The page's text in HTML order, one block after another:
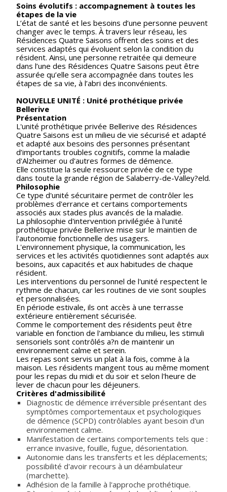
Soins évolutifs : accompagnement à toutes les
étapes de la vie
L’état de santé et les besoins d’une personne peuvent
changer avec le temps. À travers leur réseau, les
Résidences Quatre Saisons offrent des soins et des
services adaptés qui évoluent selon la condition du
résident. Ainsi, une personne retraitée qui demeure
dans l’une des Résidences Quatre Saisons peut être
assurée qu’elle sera accompagnée dans toutes les
étapes de sa vie, à l’abri des inconvénients.
NOUVELLE UNITÉ : Unité prothétique privée
Bellerive
Présentation
L'unité prothétique privée Bellerive des Résidences
Quatre Saisons est un milieu de vie sécurisé et adapté
et adapté aux besoins des personnes présentant
d’importants troubles cognitifs, comme la maladie
d'Alzheimer ou d'autres formes de démence.
Elle constitue la seule ressource privée de ce type
dans toute la grande région de Salaberry-de-Valley?eld.
Philosophie
Ce type d'unité sécuritaire permet de contrôler les
problèmes d'errance et certains comportements
associés aux stades plus avancés de la maladie.
La philosophie d'intervention privilégiée à l'unité
prothétique privée Bellerive mise sur le maintien de
l'autonomie fonctionnelle des usagers.
L'environnement physique, la communication, les
services et les activités quotidiennes sont adaptés aux
besoins, aux capacités et aux habitudes de chaque
résident.
Les interventions du personnel de l'unité respectent le
rythme de chacun, car les routines de vie sont souples
et personnalisées.
En période estivale, ils ont accès à une terrasse
extérieure entièrement sécurisée.
Comme le comportement des résidents peut être
variable en fonction de l'ambiance du milieu, les stimuli
sensoriels sont contrôlés a?n de maintenir un
environnement calme et serein.
Les repas sont servis un plat à la fois, comme à la
maison. Les résidents mangent tous au même moment
pour les repas du midi et du soir et selon l'heure de
lever de chacun pour les déjeuners.
Critères d'admissibilité
Diagnostic de démence irréversible présentant des
symptômes comportementaux et psychologiques
de démence (SCPD) contrôlables ayant besoin d'un
environnement calme.
Manifestation de certains comportements tels que :
errance invasive, fouille, fugue, désorientation.
Autonomie dans les transferts et les déplacements;
possibilité d'avoir recours à un déambulateur
(marchette).
Adhésion de la famille à l'approche prothétique.